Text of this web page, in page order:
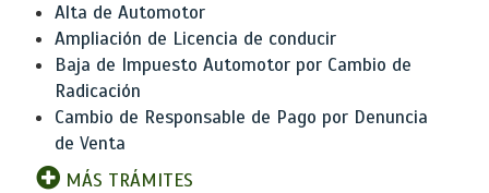
Alta de Automotor
Ampliación de Licencia de conducir
Baja de Impuesto Automotor por Cambio de
Radicación
Cambio de Responsable de Pago por Denuncia
de Venta
MÁS TRÁMITES